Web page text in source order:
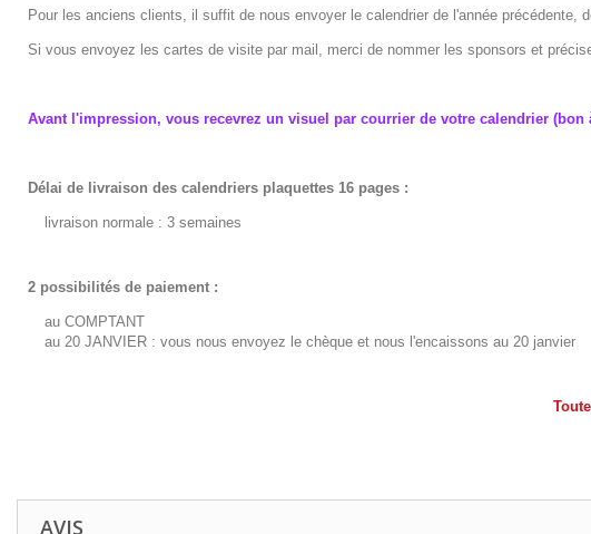
Pour les anciens clients, il suffit de nous envoyer le calendrier de l'année
Si vous envoyez les cartes de visite par mail, merci de nommer les sponsors et
Avant l'impression, vous recevrez un visuel par courrier de votre calendrier
Délai de livraison des calendriers plaquettes 16 pages :
livraison normale : 3 semaines
2 possibilités de paiement :
au COMPTANT
au 20 JANVIER : vous nous envoyez le chèque et nous l'encaissons au 20 janvier
AVIS